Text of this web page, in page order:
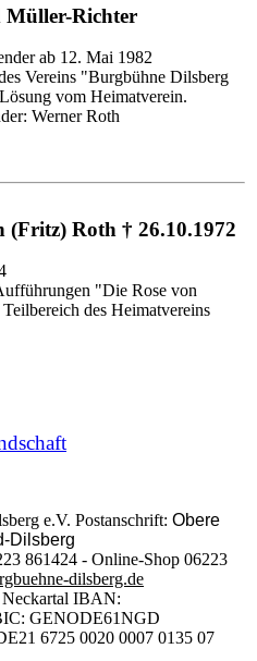
Müller-Richter
ab 12. Mai 1982
Vereins "Burgbühne Dilsberg
vom Heimatverein.
Werner Roth
(Fritz) Roth † 26.10.1972
"Die Rose von
des Heimatvereins
e.V. Postanschrift: Obere
Dilsberg
861424 - Online-Shop 06223
dilsberg.de
IBAN:
GENODE61NGD
6725 0020 0007 0135 07